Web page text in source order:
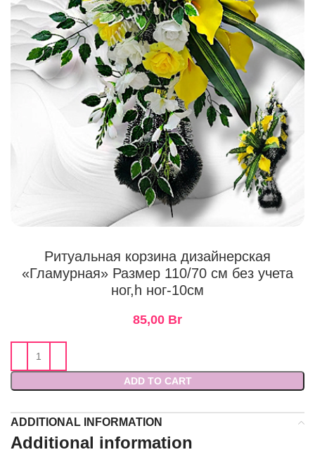
Ритуальная корзина дизайнерская
«Гламурная» Размер 110/70 см без учета
ног,h ног-10см
85,00 Br
ADD TO CART
ADDITIONAL INFORMATION
Additional information